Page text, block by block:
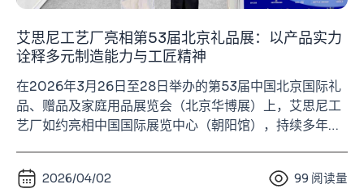
艾思尼工艺厂亮相第53届北京礼品展：以产品实力
诠释多元制造能力与工匠精神
在2026年3月26日至28日举办的第53届中国北京国际礼
品、赠品及家庭用品展览会（北京华博展）上，艾思尼工
艺厂如约亮相中国国际展览中心（朝阳馆），持续多年参
每年都来，每次都带着真实的产品与扎实的制造能力，与
2026/04/02 99 阅读量